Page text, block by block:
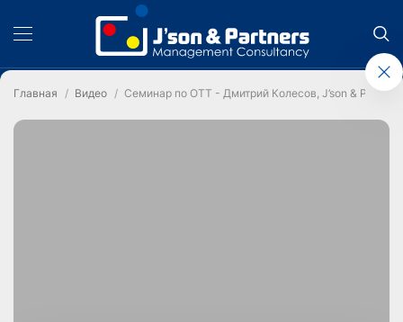
Главная Видео Семинар по ОТТ - Дмитрий Колесов, J’son &